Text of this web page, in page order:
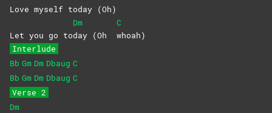
Love myself today (Oh)
Let you go to
Dm
day (Oh
C
whoah)
Interlude
Bb Gm Dm Dbaug C
Bb Gm Dm Dbaug C
Verse 2
Dm